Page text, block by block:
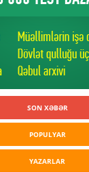
SON XƏBƏR
POPULYAR
YAZARLAR